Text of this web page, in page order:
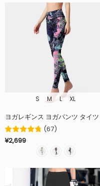
S M L XL
ヨガレギンス ヨガパンツ タイ
(67)
¥2,699